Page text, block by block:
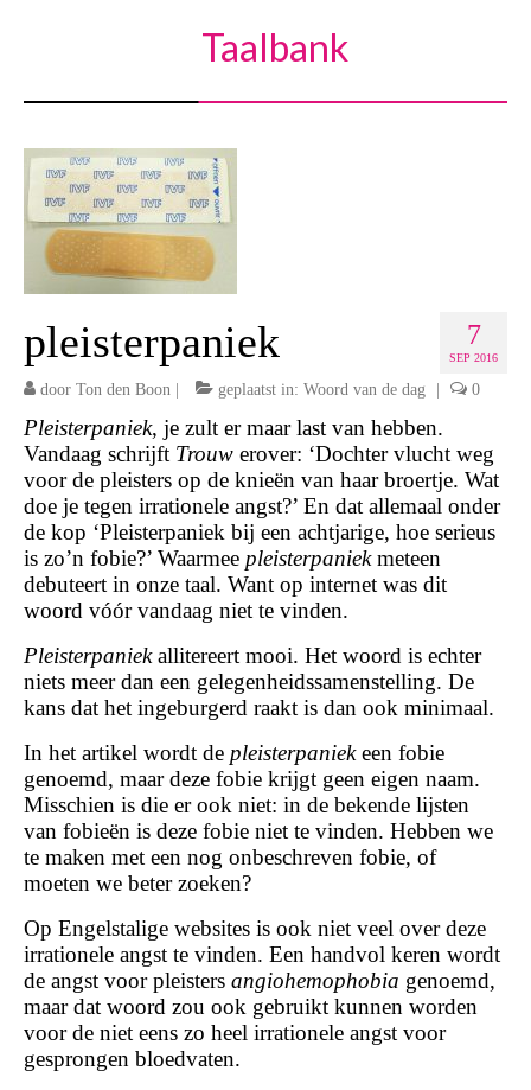
Taalbank
7
SEP 2016
pleisterpaniek
door Ton den Boon geplaatst in: Woord van de dag 0
Pleisterpaniek, je zult er maar last van hebben.
Vandaag schrijft Trouw erover: ‘Dochter vlucht weg
voor de pleisters op de knieën van haar broertje. Wat
doe je tegen irrationele angst?’ En dat allemaal onder
de kop ‘Pleisterpaniek bij een achtjarige, hoe serieus
is zo’n fobie?’ Waarmee pleisterpaniekmeteen
debuteert in onze taal. Want op internet was dit
woord vóór vandaag niet te vinden.
Pleisterpaniekallitereert mooi. Het woord is echter
niets meer dan een gelegenheidssamenstelling. De
kans dat het ingeburgerd raakt is dan ook minimaal.
In het artikel wordt de pleisterpaniekeen fobie
genoemd, maar deze fobie krijgt geen eigen naam.
Misschien is die er ook niet: in de bekende lijsten
van fobieën is deze fobie niet te vinden. Hebben we
te maken met een nog onbeschreven fobie, of
moeten we beter zoeken?
Op Engelstalige websites is ook niet veel over deze
irrationele angst te vinden. Een handvol keren wordt
de angst voor pleisters angiohemophobia genoemd,
maar dat woord zou ook gebruikt kunnen worden
voor de niet eens zo heel irrationele angst voor
gesprongen bloedvaten.